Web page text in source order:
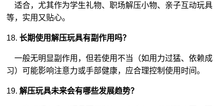
适合，尤其作为学生礼物、职场解压小物、亲子互动玩具
等，实用又贴心。
18.长期使用解压玩具有副作用吗？
一般无明显副作用，但若使用不当（如用力过猛、依赖成
习）可能影响注意力或手部健康，应合理控制使用时间。
19.解压玩具未来会有哪些发展趋势？